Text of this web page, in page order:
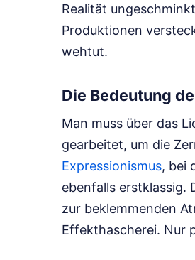
Realität
Produktionen
wehtut.
Die Bedeutung
Man muss über das
gearbeitet, um die
Expressionismus, bei
ebenfalls erstklassig.
zur beklemmenden
Effekthascherei. Nur